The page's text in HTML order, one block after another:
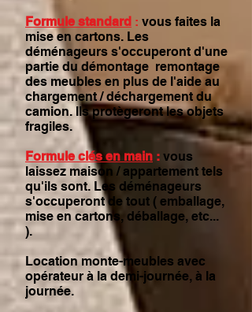
Formule standard : vous faites la
mise en cartons. Les
déménageurs s'occuperont d'une
partie du démontage remontage
des meubles en plus de l'aide au
chargement / déchargement du
camion. Ils protègeront les objets
fragiles.
Formule clés en main : vous
laissez maison / appartement tels
qu'ils sont. Les déménageurs
s'occuperont de tout ( emballage,
mise en cartons, déballage, etc...
).
Location monte-meubles avec
opérateur à la demi-journée, à la
journée.